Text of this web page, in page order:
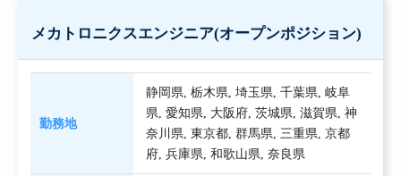
メカトロニクスエンジニア(オープンポジション)
勤務地
静岡県,栃木県,埼玉県,千葉県,岐阜
県,愛知県, 大阪府,茨城県,滋賀県,神
奈川県,東京都,群馬県,三重県,京都
府,兵庫県,和歌山県,奈良県